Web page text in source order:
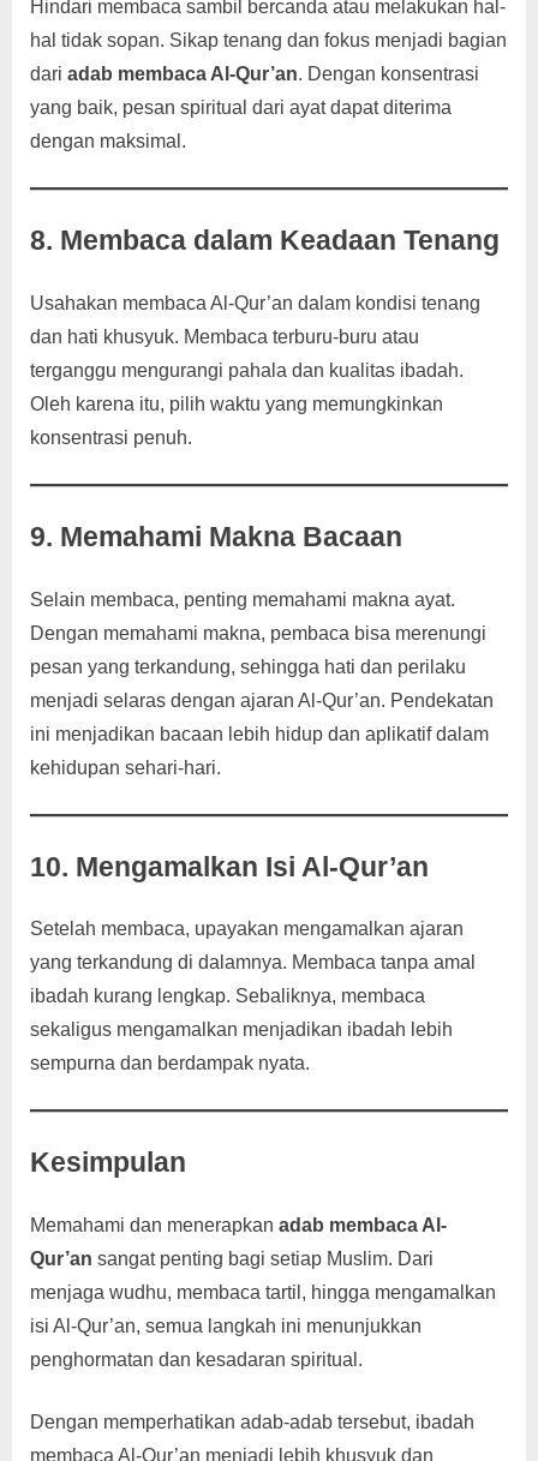
Hindari membaca sambil bercanda atau melakukan hal-
hal tidak sopan. Sikap tenang dan fokus menjadi bagian
dari adab membaca Al-Qur’an. Dengan konsentrasi
yang baik, pesan spiritual dari ayat dapat diterima
dengan maksimal.
8. Membaca dalam Keadaan Tenang
Usahakan membaca Al-Qur’an dalam kondisi tenang
dan hati khusyuk. Membaca terburu-buru atau
terganggu mengurangi pahala dan kualitas ibadah.
Oleh karena itu, pilih waktu yang memungkinkan
konsentrasi penuh.
9. Memahami Makna Bacaan
Selain membaca, penting memahami makna ayat.
Dengan memahami makna, pembaca bisa merenungi
pesan yang terkandung, sehingga hati dan perilaku
menjadi selaras dengan ajaran Al-Qur’an. Pendekatan
ini menjadikan bacaan lebih hidup dan aplikatif dalam
kehidupan sehari-hari.
10. Mengamalkan Isi Al-Qur’an
Setelah membaca, upayakan mengamalkan ajaran
yang terkandung di dalamnya. Membaca tanpa amal
ibadah kurang lengkap. Sebaliknya, membaca
sekaligus mengamalkan menjadikan ibadah lebih
sempurna dan berdampak nyata.
Kesimpulan
Memahami dan menerapkan adab membaca Al-
Qur’an sangat penting bagi setiap Muslim. Dari
menjaga wudhu, membaca tartil, hingga mengamalkan
isi Al-Qur’an, semua langkah ini menunjukkan
penghormatan dan kesadaran spiritual.
Dengan memperhatikan adab-adab tersebut, ibadah
membaca Al-Qur’an menjadi lebih khusyuk dan